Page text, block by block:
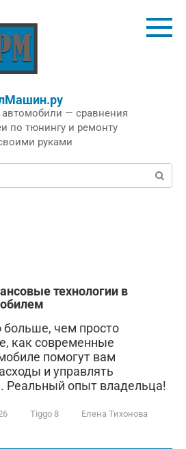
— сравнения
по тюнингу и ремонту
руками
технологии в
больше, чем просто
как современные
помогут вам
и управлять
Реальный опыт владельца!
Tiggo 8 Елена Тихонова